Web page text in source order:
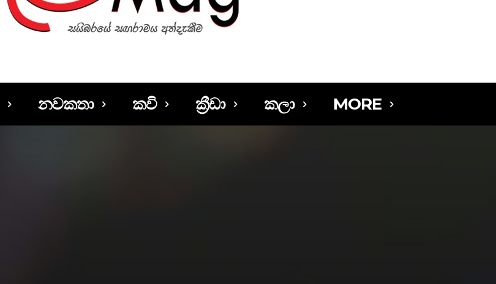
නවකතා කවි ක්‍රීඩා කලා MORE